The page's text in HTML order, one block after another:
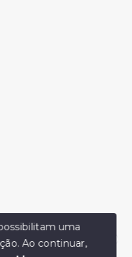
uma
Ao continuar,